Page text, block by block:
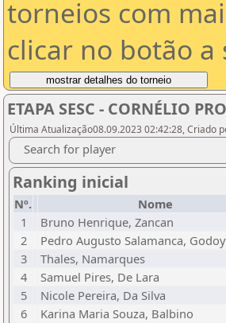
torneios com
clicar no botão a
ETAPA SESC - CORNÉLIO
Última Atualização08.09.2023 02:42:28, Criado
Search for player
Ranking inicial
Nº. Nome
1
Bruno Henrique, Zancan
2
Pedro Augusto Salamanca, Godoy
3
Thales, Namarques
4
Samuel Pires, De Lara
5
Nicole Pereira, Da Silva
6
Karina Maria Souza, Balbino